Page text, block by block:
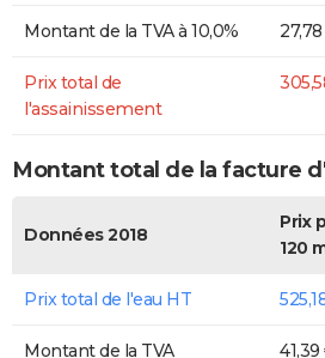
Montant de la TVA à 10,0%
Prix total de
l'assainissement
Montant total de la facture
Données 2018
Prix
120
Prix total de l'eau HT
Montant de la TVA